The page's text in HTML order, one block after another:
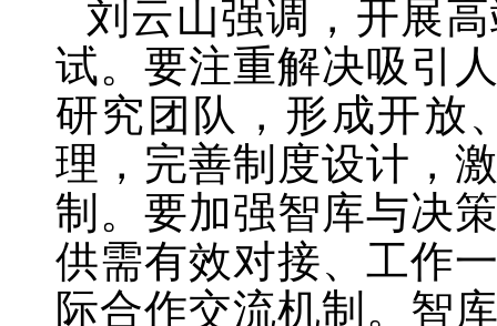
刘云山强调，开展
试。要注重解决吸引
研究团队，形成开放
理，完善制度设计，
制。要加强智库与决
供需有效对接、工作
际合作交流机制。智